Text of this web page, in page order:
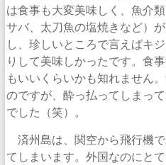
は食事も大変美味しく、魚介
サバ、太刀魚の塩焼きなど）
し、珍しいところで言えばキ
りして美味しかったです。食
もいいくらいかも知れません
のですが、酔っ払ってしまっ
でした（笑）。
済州島は、関空から飛行機
てしまいます。外国なのにと